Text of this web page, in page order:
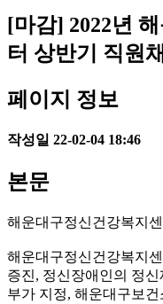
[마감] 2022년
터 상반기 직원
페이지 정보
작성일 22-02-04 18:46
본문
해운대구정신건강복지
해운대구정신건강복지
증진, 정신장애인의 정
부가 지정, 해운대구보